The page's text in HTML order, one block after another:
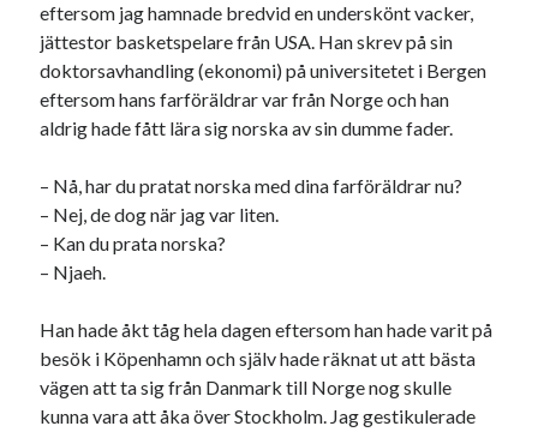
eftersom jag hamnade bredvid en underskönt vacker,
jättestor basketspelare från USA. Han skrev på sin
doktorsavhandling (ekonomi) på universitetet i Bergen
eftersom hans farföräldrar var från Norge och han
aldrig hade fått lära sig norska av sin dumme fader.
– Nå, har du pratat norska med dina farföräldrar nu?
– Nej, de dog när jag var liten.
– Kan du prata norska?
– Njaeh.
Han hade åkt tåg hela dagen eftersom han hade varit på
besök i Köpenhamn och själv hade räknat ut att bästa
vägen att ta sig från Danmark till Norge nog skulle
kunna vara att åka över Stockholm. Jag gestikulerade